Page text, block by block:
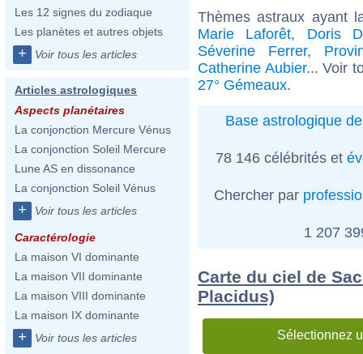
Les 12 signes du zodiaque
Les planètes et autres objets
+ Voir tous les articles
Articles astrologiques
Aspects planétaires
La conjonction Mercure Vénus
La conjonction Soleil Mercure
Lune AS en dissonance
La conjonction Soleil Vénus
+ Voir tous les articles
Caractérologie
La maison VI dominante
La maison VII dominante
La maison VIII dominante
La maison IX dominante
+ Voir tous les articles
Thèmes astraux ayant
Marie Laforêt, Doris
Séverine Ferrer,
Catherine Aubier... Voir
27° Gémeaux.
Base astrologique
78 146 célébrités et
Chercher par
1 207
Carte du ciel de
Placidus)
Sélectionnez